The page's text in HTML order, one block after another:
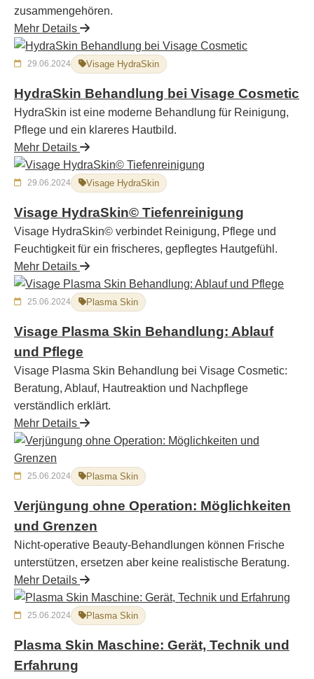
zusammengehören.
Mehr Details
29.06.2024 Visage HydraSkin
HydraSkin Behandlung bei Visage Cosmetic
HydraSkin ist eine moderne Behandlung für Reinigung,
Pflege und ein klareres Hautbild.
Mehr Details
29.06.2024 Visage HydraSkin
Visage HydraSkin© Tiefenreinigung
Visage HydraSkin© verbindet Reinigung, Pflege und
Feuchtigkeit für ein frischeres, gepflegtes Hautgefühl.
Mehr Details
25.06.2024 Plasma Skin
Visage Plasma Skin Behandlung: Ablauf
und Pflege
Visage Plasma Skin Behandlung bei Visage Cosmetic:
Beratung, Ablauf, Hautreaktion und Nachpflege
verständlich erklärt.
Mehr Details
25.06.2024 Plasma Skin
Verjüngung ohne Operation: Möglichkeiten
und Grenzen
Nicht-operative Beauty-Behandlungen können Frische
unterstützen, ersetzen aber keine realistische Beratung.
Mehr Details
25.06.2024 Plasma Skin
Plasma Skin Maschine: Gerät, Technik und
Erfahrung